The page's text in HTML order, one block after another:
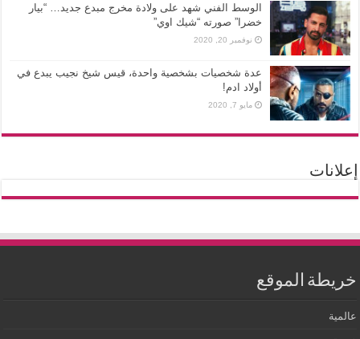
الوسط الفني شهد على ولادة مخرج مبدع جديد… “بيار
خضرا” صورته “شيك اوي”
نوفمبر 20, 2020
عدة شخصيات بشخصية واحدة، قيس شيخ نجيب يبدع في
أولاد ادم!
مايو 7, 2020
إعلانات
خريطة الموقع
عالمية